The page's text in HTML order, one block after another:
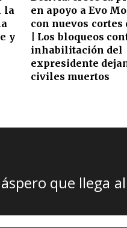
la
y
en apoyo a Evo
con nuevos cortes
| Los bloqueos
inhabilitación del
expresidente
civiles muertos
que llega